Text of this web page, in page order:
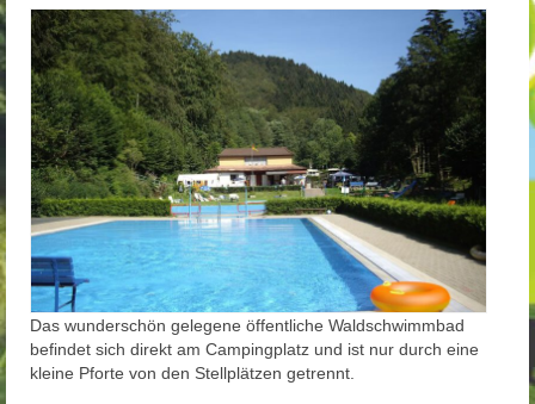
Das wunderschön gelegene öffentliche Waldschwimmbad
befindet sich direkt am Campingplatz und ist nur durch eine
kleine Pforte von den Stellplätzen getrennt.